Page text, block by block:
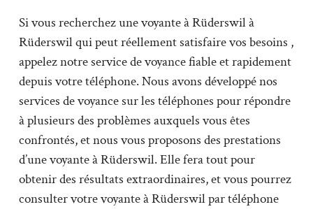
Si vous recherchez une voyante à Rüderswil à
Rüderswil qui peut réellement satisfaire vos besoins ,
appelez notre service de voyance fiable et rapidement
depuis votre téléphone. Nous avons développé nos
services de voyance sur les téléphones pour répondre
à plusieurs des problèmes auxquels vous êtes
confrontés, et nous vous proposons des prestations
d’une voyante à Rüderswil. Elle fera tout pour
obtenir des résultats extraordinaires, et vous pourrez
consulter votre voyante à Rüderswil par téléphone